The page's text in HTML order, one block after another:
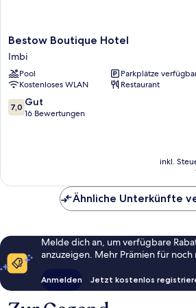
Bestow
Boutique
Hotel
Imbi
Bestow Boutique Hotel
Imbi
Pool
Parkplätze
Kostenloses WLAN
Restaurant
7.0
von
7,0 Gut
16 Bewertungen
inkl.
Ähnliche Unterkünfte
Melde dich an, um verfügbare
anzuzeigen. Mehr Prämien für
Anmelden Jetzt kostenlos